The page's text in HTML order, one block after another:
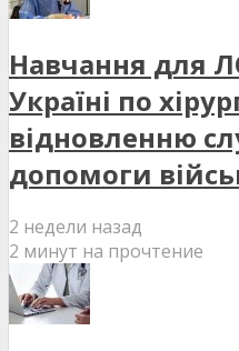
Навчання для
Україні по
відновленню
допомоги
2 недели назад
2 минут на прочтение